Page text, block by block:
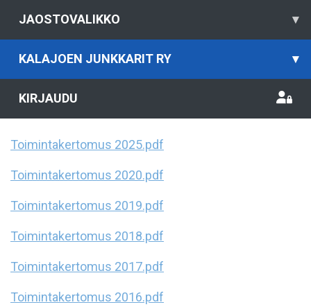
JAOSTOVALIKKO ▾
KALAJOEN JUNKKARIT RY ▾
KIRJAUDU
Toimintakertomus 2025.pdf
Toimintakertomus 2020.pdf
Toimintakertomus 2019.pdf
Toimintakertomus 2018.pdf
Toimintakertomus 2017.pdf
Toimintakertomus 2016.pdf